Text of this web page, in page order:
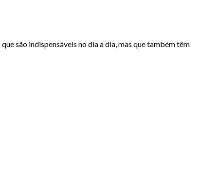
são indispensáveis no dia a dia, mas que também têm